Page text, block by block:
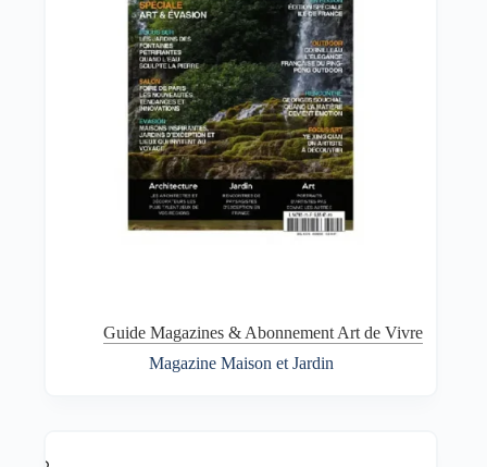
Guide Magazines & Abonnement Art de Vivre
Magazine Maison et Jardin